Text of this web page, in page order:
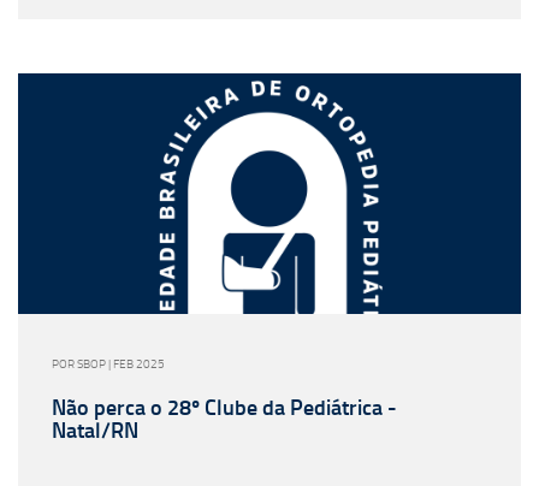
POR SBOP | FEB 2025
Não perca o 28º Clube da Pediátrica -
Natal/RN